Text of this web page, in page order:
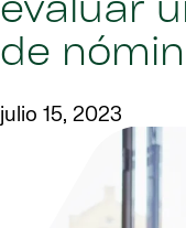
evaluar
de
julio 15, 2023